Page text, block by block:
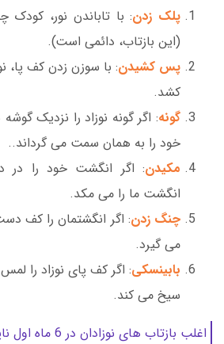
پلک زدن: با تاباندن نور،
(این بازتاب، دائمی است).
پس کشیدن: با سوزن زدن کف پا،
کشد.
گونه: اگر گونه نوزاد را نزدیک
خود را به همان سمت می گرداند..
مکیدن: اگر انگشت خود را در
انگشت ما را می مکد.
چنگ زدن: اگر انگشتمان را کف
می گیرد.
بابینسکی: اگر کف پای نوزاد را
سیخ می کند.
اغلب بازتاب های